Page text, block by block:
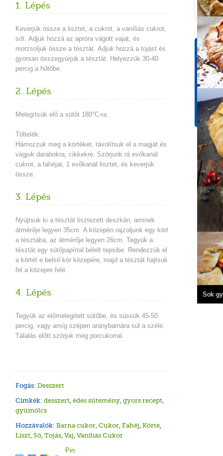
1. Lépés
Keverjük össze a lisztet, a cukrot, a vaníliás cukrot,
sót. Adjuk hozzá az apróra vágott vajat, és
morzsoljuk össze a tésztát. Adjuk hozzá a tojást és
gyorsan összegyúrjuk a tésztát. Helyezzük 30-40
percig a hűtőbe.
2. Lépés
Melegítsük elő a sütőt 180°C-ra.
Töltelék:
Hámozzuk meg a körtéket, távolítsuk el a magját és
vágjuk darabokra, cikkekre. Szórjunk rá evőkanál
cukrot, a fahéjat, 1 evőkanál lisztet, és keverjük
össze.
3. Lépés
Nyújtsuk ki a tésztát lisztezett deszkán, aminek
átmérője legyen 35cm. A közepén rajzoljunk egy kört
a tésztába, az átmérője legyen 26cm. Tegyük a
tésztát egy sütőpapírral bélelt tepsibe. Rendezzük el
a körtét e belső kör közepére, majd a tésztát hajtsuk
fel a közepre felé.
4. Lépés
Tegyük az előmelegített sütőbe, és süssük 45-50
percig, vagy amíg szépen aranybarnára sül a széle.
Tálalás előtt szórjuk meg porcukorral.
Fogás: Desszert
Cimkék: desszert, édes sütemény, gyors recept,
gyümölcs
Hozzávalók: Barna cukor, Cukor, Fahéj, Körte,
Liszt, Só, Tojás, Vaj, Vaníliás Cukor
Pin
Sok
1
457
66g